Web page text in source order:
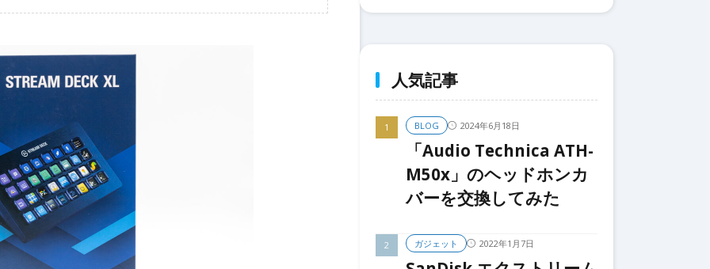
人気記事
BLOG 2024年6月18日
「Audio Technica ATH-
M50x」のヘッドホンカ
バーを交換してみた
ガジェット 2022年1月7日